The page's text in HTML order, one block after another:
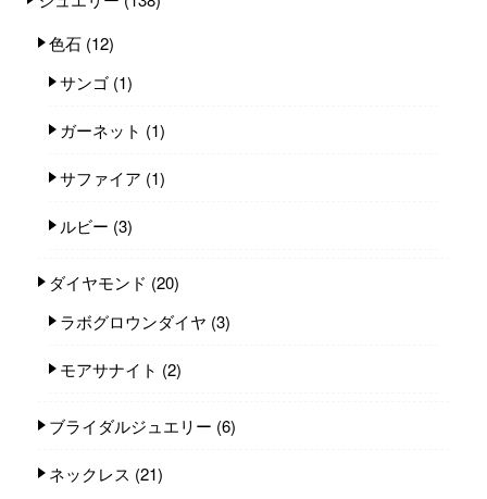
色石 (12)
サンゴ (1)
ガーネット (1)
サファイア (1)
ルビー (3)
ダイヤモンド (20)
ラボグロウンダイヤ (3)
モアサナイト (2)
ブライダルジュエリー (6)
ネックレス (21)